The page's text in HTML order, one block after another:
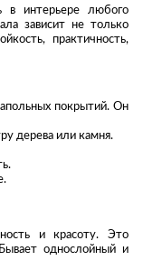
жидкие гвозди,
пены
Напольные
покрытия
Спецодежда
в интерьере любого
зависит не только
практичность,
покрытий. Он
дерева или камня.
и красоту. Это
однослойный и